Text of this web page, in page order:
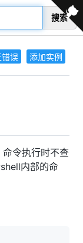
搜索
误 添加实例
令执行时不查
内部的命